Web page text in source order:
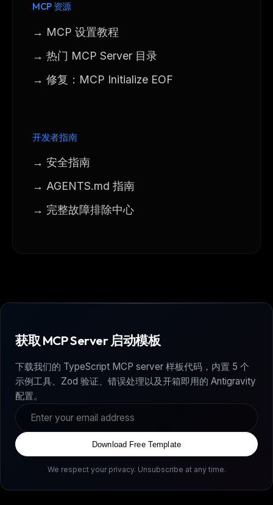
MCP 资源
→ MCP 设置教程
→ 热门 MCP Server 目录
→ 修复：MCP Initialize EOF
开发者指南
→ 安全指南
→ AGENTS.md 指南
→ 完整故障排除中心
获取 MCP Server 启动模板
下载我们的 TypeScript MCP server 样板代码，内置 5 个
示例工具、Zod 验证、错误处理以及开箱即用的 Antigravity
配置。
Download Free Template
We respect your privacy. Unsubscribe at any time.